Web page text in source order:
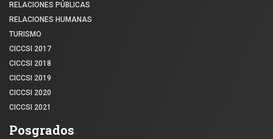
RELACIONES PÚBLICAS
RELACIONES HUMANAS
TURISMO
CICCSI 2017
CICCSI 2018
CICCSI 2019
CICCSI 2020
CICCSI 2021
Posgrados